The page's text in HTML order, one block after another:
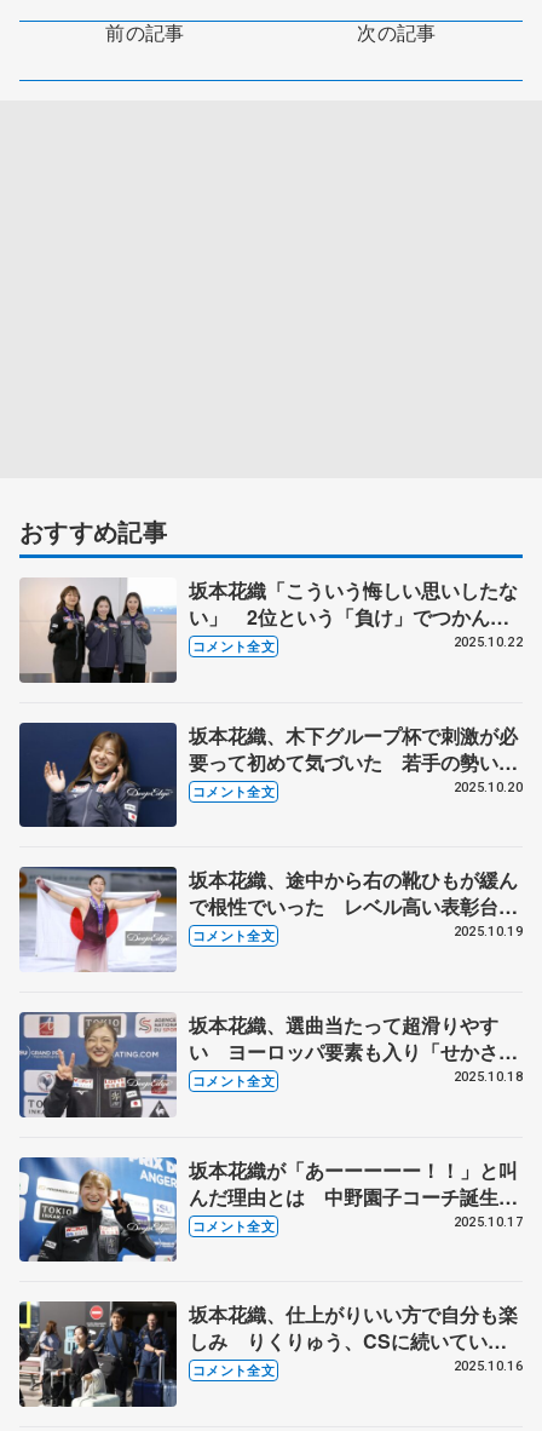
前の記事 次の記事
おすすめ記事
坂本花織「こういう悔しい思いしたな
い」 2位という「負け」でつかんだ
収穫も【GPフランス大会から帰国】
コメント全文 2025.10.22
坂本花織、木下グループ杯で刺激が必
要って初めて気づいた 若手の勢いに
「自分は変えない。経験、引き出しは
コメント全文 2025.10.20
坂本花織、途中から右の靴ひもが緩ん
で根性でいった レベル高い表彰台
「220点超えもVできないし燃え
コメント全文 2025.10.19
坂本花織、選曲当たって超滑りやす
い ヨーロッパ要素も入り「せかされ
ない」 【GPフランス大会・女子
コメント全文 2025.10.18
坂本花織が「あーーーーー！！」と叫
んだ理由とは 中野園子コーチ誕生日
に感謝の思いも【ＧＰフランス大会公
コメント全文 2025.10.17
坂本花織、仕上がりいい方で自分も楽
しみ りくりゅう、CSに続いていい
得点出したい 【GPフランス大会到
コメント全文 2025.10.16